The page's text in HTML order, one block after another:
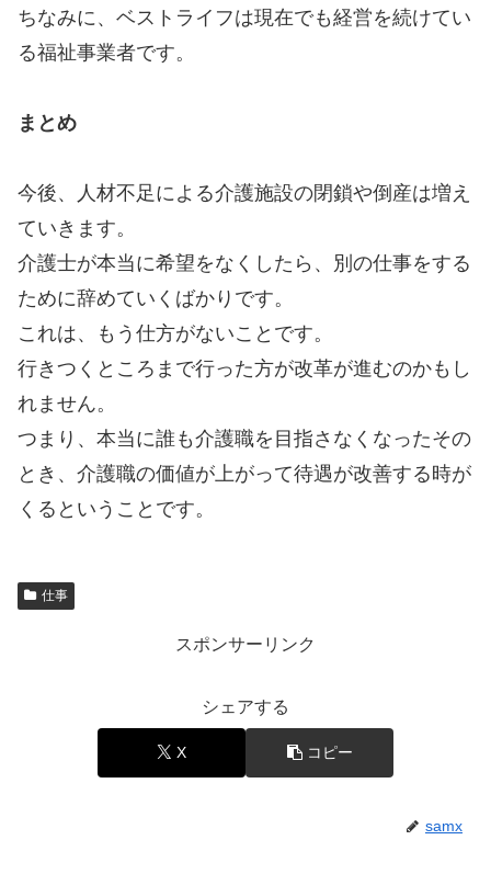
ちなみに、ベストライフは現在でも経営を続けてい
る福祉事業者です。
まとめ
今後、人材不足による介護施設の閉鎖や倒産は増え
ていきます。
介護士が本当に希望をなくしたら、別の仕事をする
ために辞めていくばかりです。
これは、もう仕方がないことです。
行きつくところまで行った方が改革が進むのかもし
れません。
つまり、本当に誰も介護職を目指さなくなったその
とき、介護職の価値が上がって待遇が改善する時が
くるということです。
仕事
スポンサーリンク
シェアする
X コピー
samx